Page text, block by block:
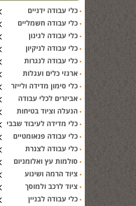
כלי עבודה ידניים
כלי עבודה חשמליים
כלי עבודה לגינון
כלי עבודה לניקיון
כלי עבודה לנגרות
ארגזי כלים ועגלות
כלי סימון מדידה ולייזר
אביזרים לכלי עבודה
הנעלה וציוד בטיחות
כלי מדידה לעיבוד שבבי
כלי עבודה פנאומטיים
כלי עבודה לצנרת
סולמות עץ ואלומניום
ציוד הרמה ושינוע
ציוד לרכב ולמוסך
כלי עבודה לבניין